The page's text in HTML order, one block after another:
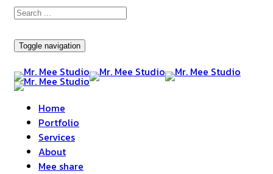
Toggle navigation
Home
Portfolio
Services
About
Mee share